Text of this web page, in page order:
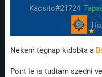
Kacsito#21724
Nekem tegnap kidobta a
Pont le is tudtam szedni